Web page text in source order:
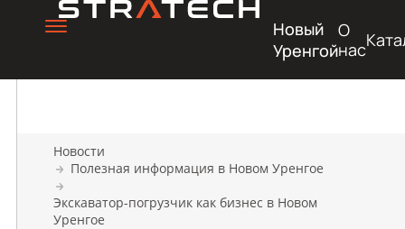
Новый
Уренгой
О
нас
Новости
Полезная информация в Новом Уренгое
Экскаватор-погрузчик как бизнес в Новом
Уренгое